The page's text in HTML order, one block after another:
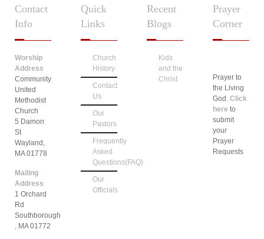
Contact
Info
Worship
Address
Community
United
Methodist
Church
5 Damon
St
Wayland,
MA 01778
Mailing
Address
1 Orchard
Rd
Southborough
, MA 01772
Quick
Links
Church
History
Contact
Us
Our
Pastors
Frequently
Asked
Questions(FAQ)
Our
Officials
Recent
Blogs
Kids
and the
Christ
Prayer
Corner
Prayer to
the Living
God. Click
here to
submit
your
Prayer
Requests